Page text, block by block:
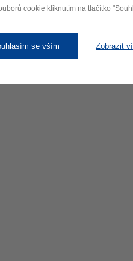
cookie kliknutím na tlačítko
se vším Zobrazit